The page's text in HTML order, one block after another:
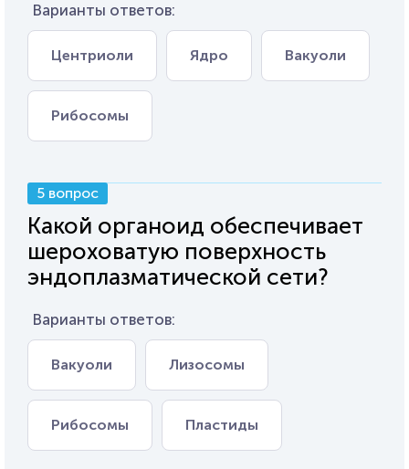
Варианты ответов:
Центриоли Ядро Вакуоли
Рибосомы
5 вопрос
Какой органоид обеспечивает
шероховатую поверхность
эндоплазматической сети?
Варианты ответов:
Вакуоли Лизосомы
Рибосомы Пластиды